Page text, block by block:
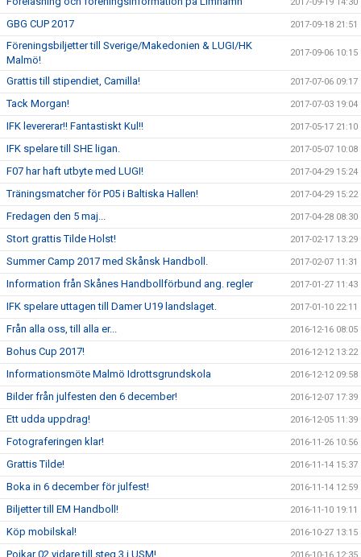
2017-09-19 14:30
GBG CUP 2017 2017-09-18 21:51
Föreningsbiljetter till Sverige/Makedonien & LUGI/HK
Malmö!
2017-09-06 10:15
Grattis till stipendiet, Camilla! 2017-07-06 09:17
Tack Morgan! 2017-07-03 19:04
IFK levererar!! Fantastiskt Kul!! 2017-05-17 21:10
IFK spelare till SHE ligan. 2017-05-07 10:08
F07 har haft utbyte med LUGI! 2017-04-29 15:24
Träningsmatcher för P05 i Baltiska Hallen! 2017-04-29 15:22
Fredagen den 5 maj... 2017-04-28 08:30
Stort grattis Tilde Holst! 2017-02-17 13:29
Summer Camp 2017 med Skånsk Handboll. 2017-02-07 11:31
Information från Skånes Handbollförbund ang. regler 2017-01-27 11:43
IFK spelare uttagen till Damer U19 landslaget. 2017-01-10 22:11
Från alla oss, till alla er... 2016-12-16 08:05
Bohus Cup 2017! 2016-12-12 13:22
Informationsmöte Malmö Idrottsgrundskola 2016-12-12 09:58
Bilder från julfesten den 6 december! 2016-12-07 17:39
Ett udda uppdrag! 2016-12-05 11:39
Fotograferingen klar! 2016-11-26 10:56
Grattis Tilde! 2016-11-14 15:37
Boka in 6 december för julfest! 2016-11-14 12:59
Biljetter till EM Handboll! 2016-11-10 19:11
Köp mobilskal! 2016-10-27 13:15
Pojkar 02 vidare till steg 3 i USM!